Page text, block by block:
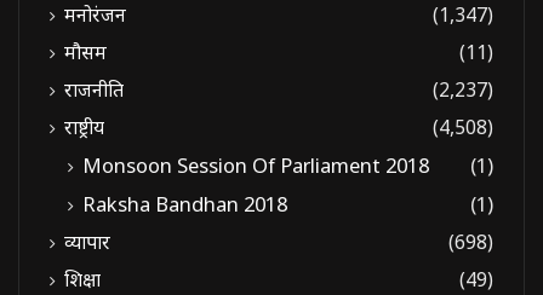
मनोरंजन
(1,347)
मौसम
(11)
राजनीति
(2,237)
राष्ट्रीय
(4,508)
Monsoon Session Of Parliament 2018
(1)
Raksha Bandhan 2018
(1)
व्यापार
(698)
शिक्षा
(49)